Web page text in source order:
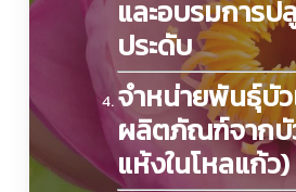
และอบรมการป
ประดับ
จำหน่ายพันธุ์บัว
ผลิตภัณฑ์จากบั
แห้งในโหลแก้ว)